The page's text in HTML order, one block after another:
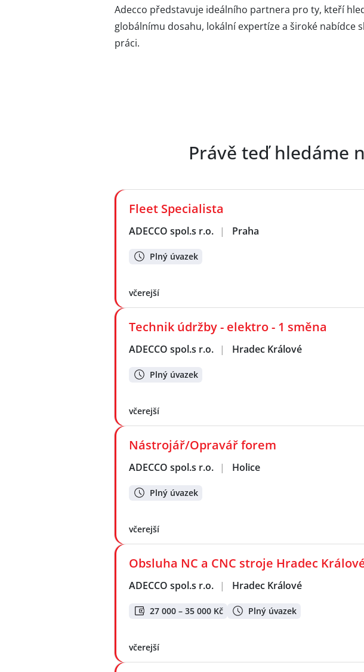
Adecco představuje ideálního partnera pro ty, kteří
globálnímu dosahu, lokální expertíze a široké nabídce
práci.
Právě teď hledáme
Fleet Specialista
ADECCO spol.s r.o. | Praha
Plný úvazek
včerejší
Technik údržby - elektro - 1 směna
ADECCO spol.s r.o. | Hradec Králové
Plný úvazek
včerejší
Nástrojář/Opravář forem
ADECCO spol.s r.o. | Holice
Plný úvazek
včerejší
Obsluha NC a CNC stroje Hradec
ADECCO spol.s r.o. | Hradec Králové
27 000 – 35 000 Kč Plný úvazek
včerejší